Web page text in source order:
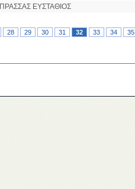
ΠΡΑΣΣΑΣ ΕΥΣΤΑΘΙΟΣ
28 29 30 31 32 33 34 35